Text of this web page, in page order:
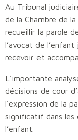
Au Tribunal
de la Chambre de
recueillir la parole
l’avocat de
recevoir et
L’importante
décisions de cour
l’expression de la
significatif dans les
l’enfant.